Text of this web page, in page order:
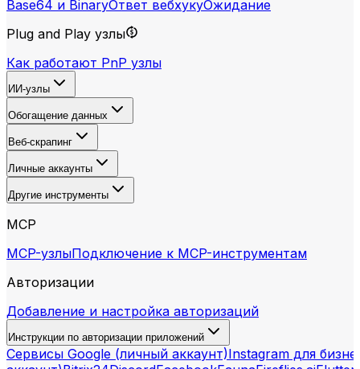
Base64 и BinaryОтвет вебхукуОжидание
Plug and Play узлы
Как работают PnP узлы
ИИ-узлы
Обогащение данных
Веб-скрапинг
Личные аккаунты
Другие инструменты
MCP
MCP-узлыПодключение к MCP-инструментам
Авторизации
Добавление и настройка авторизаций
Инструкции по авторизации приложений
Сервисы Google (личный аккаунт)Instagram для